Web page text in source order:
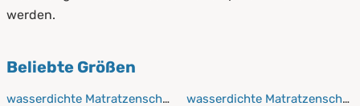
werden.
Beliebte Größen
wasserdichte Matratzenschoner 50x70 cm
wasserdichte